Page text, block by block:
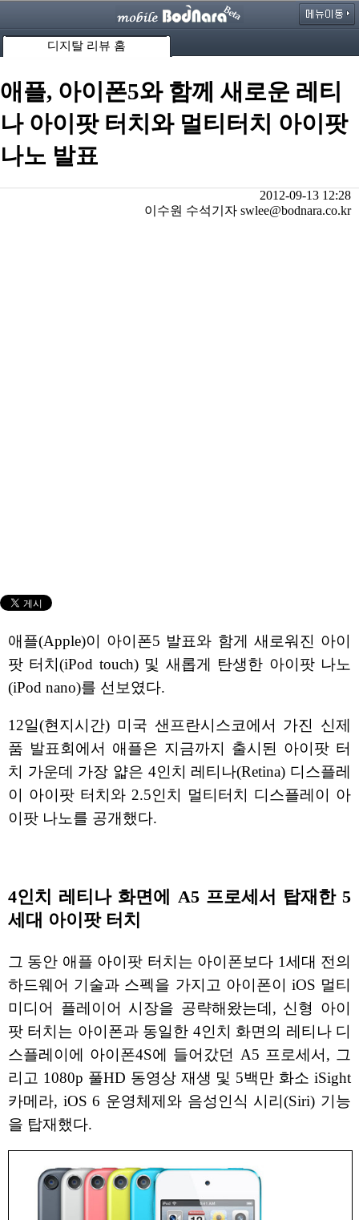
디지탈 리뷰 홈
애플, 아이폰5와 함께 새로운 레티
나 아이팟 터치와 멀티터치 아이팟
나노 발표
2012-09-13 12:28
이수원 수석기자 swlee@bodnara.co.kr
애플(Apple)이 아이폰5 발표와 함게 새로워진 아이
팟 터치(iPod touch) 및 새롭게 탄생한 아이팟 나노
(iPod nano)를 선보였다.
12일(현지시간) 미국 샌프란시스코에서 가진 신제
품 발표회에서 애플은 지금까지 출시된 아이팟 터
치 가운데 가장 얇은 4인치 레티나(Retina) 디스플레
이 아이팟 터치와 2.5인치 멀티터치 디스플레이 아
이팟 나노를 공개했다.
4인치 레티나 화면에 A5 프로세서 탑재한 5
세대 아이팟 터치
그 동안 애플 아이팟 터치는 아이폰보다 1세대 전의
하드웨어 기술과 스펙을 가지고 아이폰이 iOS 멀티
미디어 플레이어 시장을 공략해왔는데, 신형 아이
팟 터치는 아이폰과 동일한 4인치 화면의 레티나 디
스플레이에 아이폰4S에 들어갔던 A5 프로세서, 그
리고 1080p 풀HD 동영상 재생 및 5백만 화소 iSight
카메라, iOS 6 운영체제와 음성인식 시리(Siri) 기능
을 탑재했다.